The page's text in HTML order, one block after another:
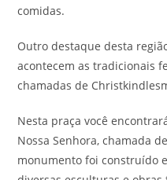
comidas.
Outro destaque desta
acontecem as tradicionais
chamadas de
Nesta praça você
Nossa Senhora, chamada
monumento foi construído